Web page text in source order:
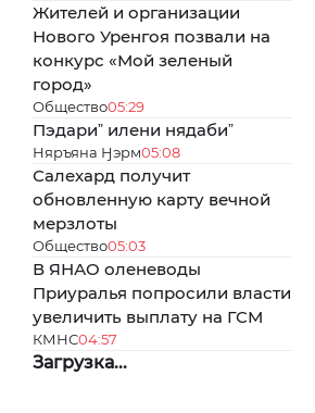
Жителей и организации
Нового Уренгоя позвали на
конкурс «Мой зеленый
город»
Общество05:29
Пэдариˮ илени нядабиˮ
Няръяна Ӈэрм05:08
Салехард получит
обновленную карту вечной
мерзлоты
Общество05:03
В ЯНАО оленеводы
Приуралья попросили власти
увеличить выплату на ГСМ
КМНС04:57
Загрузка...